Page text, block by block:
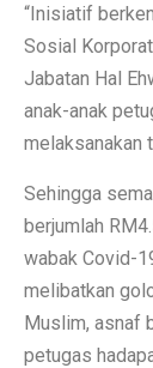
“Inisiatif
Sosial
Jabatan Hal
anak-anak
melaksanakan
Sehingga
berjumlah
wabak Covid-
melibatkan
Muslim, asnaf
petugas